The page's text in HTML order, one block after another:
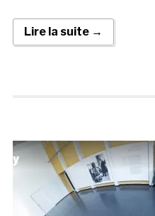
Lire la suite →